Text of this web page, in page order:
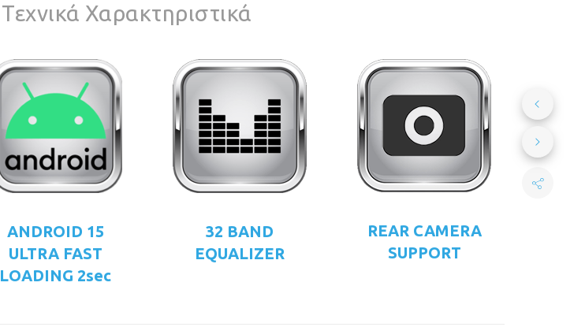
Τεχνικά Χαρακτηριστικά
ANDROID 15
ULTRA FAST
LOADING 2sec
32 BAND
EQUALIZER
REAR CAMERA
SUPPORT